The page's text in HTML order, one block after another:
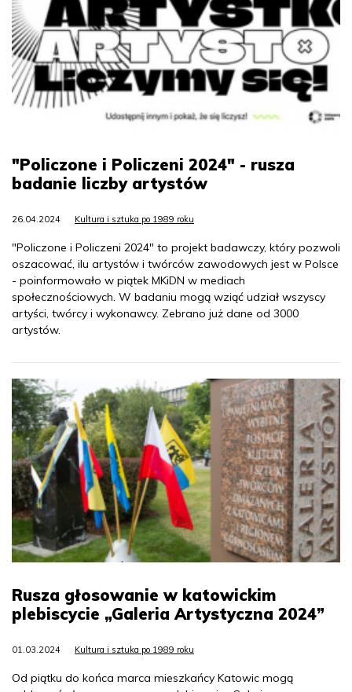
"Policzone i Policzeni 2024" - rusza
badanie liczby artystów
26.04.2024 Kultura i sztuka po 1989 roku
"Policzone i Policzeni 2024" to projekt badawczy, który pozwoli
oszacować, ilu artystów i twórców zawodowych jest w Polsce
- poinformowało w piątek MKiDN w mediach
społecznościowych. W badaniu mogą wziąć udział wszyscy
artyści, twórcy i wykonawcy. Zebrano już dane od 3000
artystów.
Rusza głosowanie w katowickim
plebiscycie „Galeria Artystyczna 2024”
01.03.2024 Kultura i sztuka po 1989 roku
Od piątku do końca marca mieszkańcy Katowic mogą